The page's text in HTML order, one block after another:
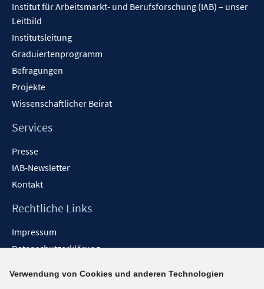
Institut für Arbeitsmarkt- und Berufsforschung (IAB) – unser
Leitbild
Institutsleitung
Graduiertenprogramm
Befragungen
Projekte
Wissenschaftlicher Beirat
Services
Presse
IAB-Newsletter
Kontakt
Rechtliche Links
Impressum
Datenschutzerklärung
Barrieren melden
Verwendung von Cookies und anderen Technologien